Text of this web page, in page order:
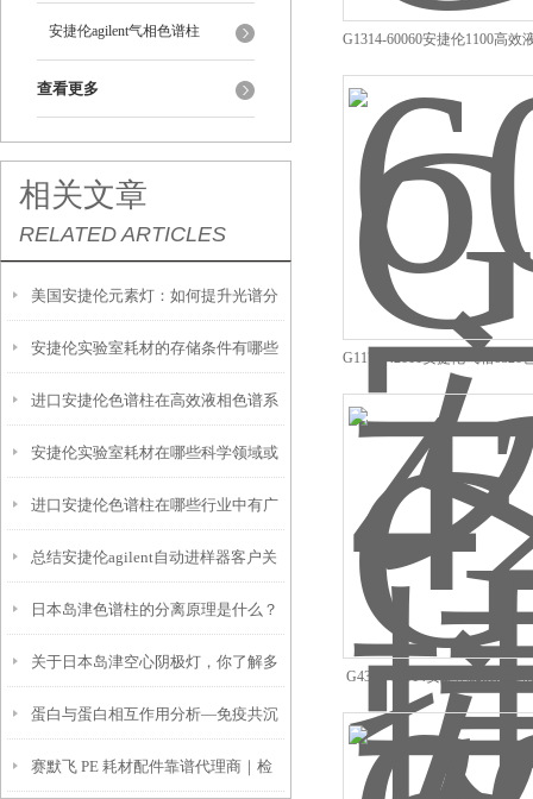
安捷伦agilent气相色谱柱
查看更多
相关文章
RELATED ARTICLES
美国安捷伦元素灯：如何提升光谱分
析的效率
安捷伦实验室耗材的存储条件有哪些
要求？
进口安捷伦色谱柱在高效液相色谱系
统中的作用
安捷伦实验室耗材在哪些科学领域或
应用中最为常见？
进口安捷伦色谱柱在哪些行业中有广
泛应用？
总结安捷伦agilent自动进样器客户关
注的问题
日本岛津色谱柱的分离原理是什么？
关于日本岛津空心阴极灯，你了解多
少？
蛋白与蛋白相互作用分析—免疫共沉
淀
赛默飞 PE 耗材配件靠谱代理商｜检
G1314-60060安捷伦1100高效
修配件报价优惠
G1176-42011安捷伦气相6820
优惠
G4350-60514安捷伦agilent气
件现货价